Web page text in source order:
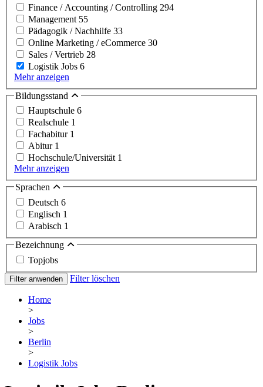
Finance / Accounting / Controlling 294
Management 55
Pädagogik / Nachhilfe 33
Online Marketing / eCommerce 30
Sales / Vertrieb 28
Logistik Jobs 6
Mehr anzeigen
Bildungsstand
Hauptschule 6
Realschule 1
Fachabitur 1
Abitur 1
Hochschule/Universität 1
Mehr anzeigen
Sprachen
Deutsch 6
Englisch 1
Arabisch 1
Bezeichnung
Topjobs
Filter anwenden Filter löschen
Home
>
Jobs
>
Berlin
>
Logistik Jobs